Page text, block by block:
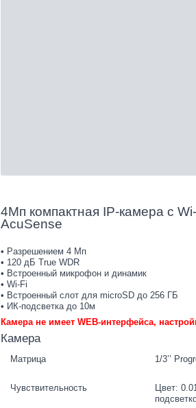
4Мп компактная IP-камера с
AcuSense
• Разрешением 4 Мп
• 120 дБ True WDR
• Встроенный микрофон и динамик
• Wi-Fi
• Встроенный слот для microSD до 256 ГБ
• ИК-подсветка до 10м
Камера не имеет WEB-интерфейса,
Камера
Матрица 1/3’’
Чувствительность
Цвет: